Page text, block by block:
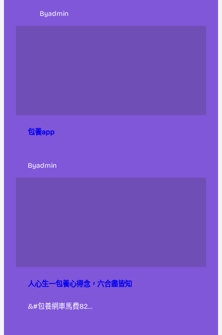
Byadmin
包養app
Byadmin
人心生一包養心得念，六合盡皆知
&#包養網車馬費82…